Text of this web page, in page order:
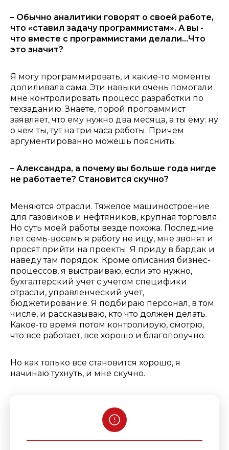
– Обычно аналитики говорят о своей работе,
что «ставил задачу программистам». А вы -
что вместе с программистами делали...Что
это значит?
Я могу программировать, и какие-то моменты
допиливала сама. Эти навыки очень помогали
мне контролировать процесс разработки по
техзаданию. Знаете, порой программист
заявляет, что ему нужно два месяца, а ты ему: ну
о чем ты, тут на три часа работы. Причем
аргументированно можешь пояснить.
– Александра, а почему вы больше года нигде
не работаете? Становится скучно?
Меняются отрасли. Тяжелое машиностроение
для газовиков и нефтяников, крупная торговля.
Но суть моей работы везде похожа. Последние
лет семь-восемь я работу не ищу, мне звонят и
просят прийти на проекты. Я приду в бардак и
наведу там порядок. Кроме описания бизнес-
процессов, я выстраиваю, если это нужно,
бухгалтерский учет с учетом специфики
отрасли, управленческий учет,
бюджетирование. Я подбираю персонал, в том
числе, и рассказываю, кто что должен делать.
Какое-то время потом контролирую, смотрю,
что все работает, все хорошо и благополучно.
Но как только все становится хорошо, я
начинаю тухнуть, и мне скучно.